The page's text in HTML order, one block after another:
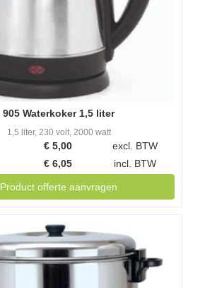
905 Waterkoker 1,5 liter
1,5 liter, 230 volt, 2000 watt
€ 5,00
excl. BTW
€ 6,05 incl. BTW
Product offerte aanvragen